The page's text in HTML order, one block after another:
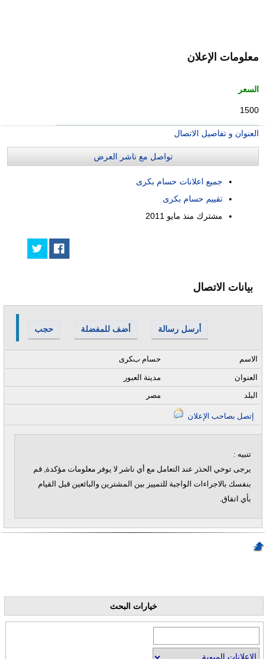
معلومات الإعلان
السعر
1500
العنوان و تفاصيل الاتصال
تواصل مع ناشر العرض
جميع اعلانات حسام بكرى
تقييم حسام بكرى
مشترك منذ مايو 2011
بيانات الاتصال
حجب أضف للمفضلة أرسل رسالة
حسام بكرى الاسم
مدينة العبور
العنوان
مصر
البلد
تنبيه :
يرجى توخي الحذر عند التعامل مع أي ناشر لا يوفر معلومات مؤكدة, قم
بنفسك بالاجراءات الواجبة للتمييز بين المشترين والبائعين قبل القيام
بأي اتفاق.
خيارات البحث